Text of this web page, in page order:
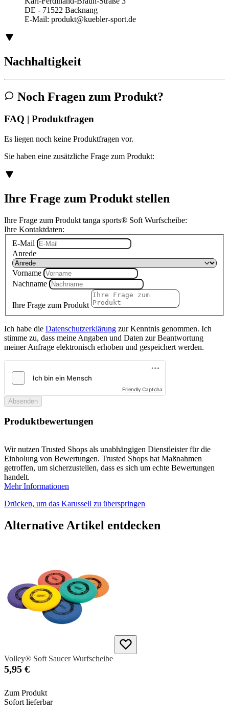
DE - 71522 Backnang
E-Mail: produkt@kuebler-sport.de
Nachhaltigkeit
Noch Fragen zum Produkt?
FAQ | Produktfragen
Es liegen noch keine Produktfragen vor.
Sie haben eine zusätzliche Frage zum Produkt:
Ihre Frage zum Produkt stellen
Ihre Frage zum Produkt tanga sports® Soft Wurfscheibe:
Ihre Kontaktdaten:
E-Mail
Anrede
Vorname
Nachname
Ihre Frage zum Produkt
Ich habe die Datenschutzerklärung zur Kenntnis genommen. Ich
stimme zu, dass meine Angaben und Daten zur Beantwortung
meiner Anfrage elektronisch erhoben und gespeichert werden.
Friendly Captcha
Absenden
Produktbewertungen
Wir nutzen Trusted Shops als unabhängigen Dienstleister für die
Einholung von Bewertungen. Trusted Shops hat Maßnahmen
getroffen, um sicherzustellen, dass es sich um echte Bewertungen
handelt.
Mehr Informationen
Drücken, um das Karussell zu überspringen
Alternative Artikel entdecken
Volley® Soft Saucer Wurfscheibe
5,95 €
Zum Produkt
Sofort lieferbar